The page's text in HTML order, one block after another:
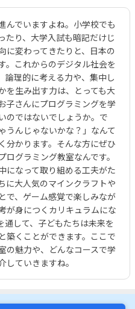
んでいますよね。小学校でも
たり、大学入試も暗記だけじ
に変わってきたりと、日本の
。これからのデジタル社会を
論理的に考える力や、集中し
を生み出す力は、とっても大
子さんにプログラミングを学
のではないでしょうか。で
うんじゃないかな？」なんて
分かります。そんな方にぜひ
グラミング教室なんです。
になって取り組める工夫がた
に大人気のマインクラフトや
で、ゲーム感覚で楽しみなが
が身につくカリキュラムにな
通して、子どもたちは未来を
築くことができます。ここで
の魅力や、どんなコースで学
ていきますね。